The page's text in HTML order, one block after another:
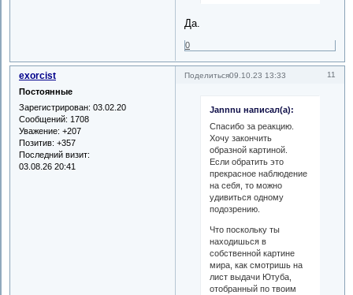
Да.
0
Поделиться 11
09.10.23 13:33
exorcist
Постоянные
Зарегистрирован: 03.02.20
Сообщений: 1708
Уважение: +207
Позитив: +357
Последний визит:
03.08.26 20:41
Jannnu написал(а):
Спасибо за реакцию.
Хочу закончить
образной картиной.
Если обратить это
прекрасное наблюдение
на себя, то можно
удивиться одному
подозрению.
Что поскольку ты
находишься в
собственной картине
мира, как смотришь на
лист выдачи Ютуба,
отобранный по твоим